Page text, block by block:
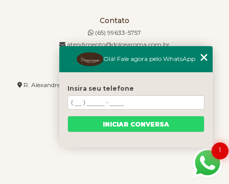
Contato
(65) 99633-5757
atendimento@dolcearoma.com.br
Endereço
R. Alexandre de Barros, 1730 - Jordão - Cuiabá - MT - 78085-636
1
Olá! Fale agora pelo WhatsApp
Insira seu telefone
INICIAR CONVERSA